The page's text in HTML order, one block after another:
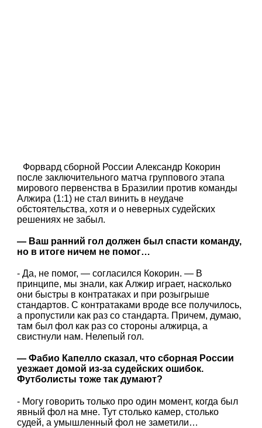
Форвард сборной России Александр Кокорин
после заключительного матча группового этапа
мирового первенства в Бразилии против команды
Алжира (1:1) не стал винить в неудаче
обстоятельства, хотя и о неверных судейских
решениях не забыл.
— Ваш ранний гол должен был спасти команду,
но в итоге ничем не помог…
- Да, не помог, — согласился Кокорин. — В
принципе, мы знали, как Алжир играет, насколько
они быстры в контратаках и при розыгрыше
стандартов. С контратаками вроде все получилось,
а пропустили как раз со стандарта. Причем, думаю,
там был фол как раз со стороны алжирца, а
свистнули нам. Нелепый гол.
— Фабио Капелло сказал, что сборная России
уезжает домой из-за судейских ошибок.
Футболисты тоже так думают?
- Могу говорить только про один момент, когда был
явный фол на мне. Тут столько камер, столько
судей, а умышленный фол не заметили…